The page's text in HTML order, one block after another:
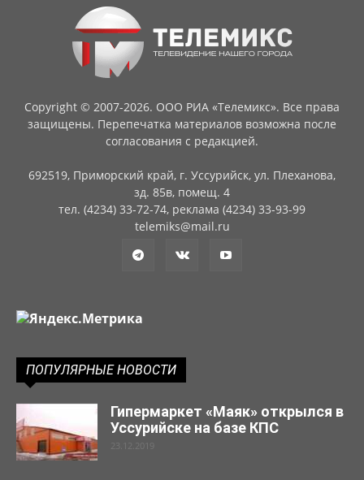
Copyright © 2007-2026. ООО РИА «Телемикс». Все права
защищены. Перепечатка материалов возможна после
согласования с редакцией.
692519, Приморский край, г. Уссурийск, ул. Плеханова,
зд. 85в, помещ. 4
тел. (4234) 33-72-74, реклама (4234) 33-93-99
telemiks@mail.ru
ПОПУЛЯРНЫЕ НОВОСТИ
Гипермаркет «Маяк» открылся в
Уссурийске на базе КПС
23.12.2019